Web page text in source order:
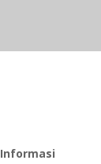
Informasi